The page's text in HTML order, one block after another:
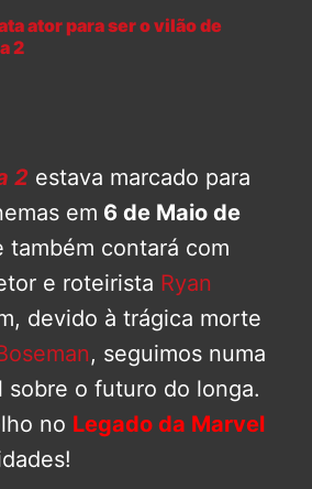
ator para ser o vilão de
2
2 estava marcado para
em 6 de Maio de
também contará com
e roteirista Ryan
devido à trágica morte
, seguimos numa
o futuro do longa.
no Legado da Marvel